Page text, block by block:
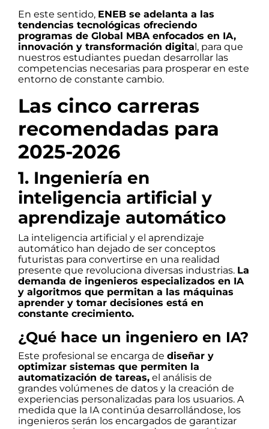
En este sentido, ENEB se adelanta a las
tendencias tecnológicas ofreciendo
programas de Global MBA enfocados en IA,
innovación y transformación digital, para que
nuestros estudiantes puedan desarrollar las
competencias necesarias para prosperar en este
entorno de constante cambio.
Las cinco carreras
recomendadas para
2025-2026
1. Ingeniería en
inteligencia artificial y
aprendizaje automático
La inteligencia artificial y el aprendizaje
automático han dejado de ser conceptos
futuristas para convertirse en una realidad
presente que revoluciona diversas industrias. La
demanda de ingenieros especializados en IA
y algoritmos que permitan a las máquinas
aprender y tomar decisiones está en
constante crecimiento.
¿Qué hace un ingeniero en IA?
Este profesional se encarga de diseñar y
optimizar sistemas que permiten la
automatización de tareas, el análisis de
grandes volúmenes de datos y la creación de
experiencias personalizadas para los usuarios. A
medida que la IA continúa desarrollándose, los
ingenieros serán los encargados de garantizar